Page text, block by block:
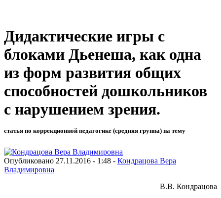
Дидактические игры с
блоками Дьенеша, как одна
из форм развития общих
способностей дошкольников
с нарушением зрения.
статья по коррекционной педагогике (средняя группа) на тему
Опубликовано 27.11.2016 - 1:48 - Кондрацова Вера
Владимировна
В.В. Кондрацова